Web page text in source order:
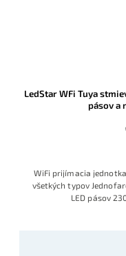
LedStar WFi Tuya
pásov a
WiFi prijímacia
všetkých typov
LED pásov